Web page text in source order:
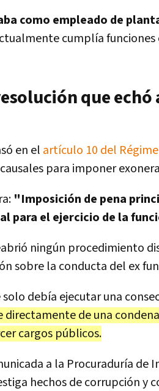
como empleado de
cumplía funciones
que echó
en el artículo 10 del
para imponer
"Imposición de pena
para el ejercicio de la
ningún procedimiento
sobre la conducta del ex
solo debía ejecutar una
directamente de una
cargos públicos.
a la Procuraduría de
hechos de corrupción y